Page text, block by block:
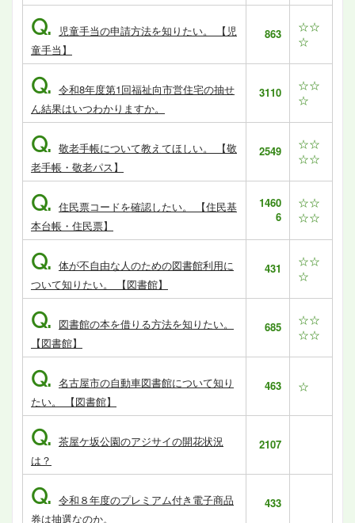
Q.
児童手当の申請方法を知りたい。 【児
童手当】
863
☆☆
☆
Q. 令和8年度第1回福祉向市営住宅の抽せ
ん結果はいつわかりますか。
3110
☆☆
☆
Q. 敬老手帳について教えてほしい。 【敬
老手帳・敬老パス】
2549
☆☆
☆☆
Q. 住民票コードを確認したい。 【住民基
本台帳・住民票】
1460
6
☆☆
☆☆
Q. 体が不自由な人のための図書館利用に
ついて知りたい。 【図書館】
431
☆☆
☆
Q. 図書館の本を借りる方法を知りたい。
【図書館】
685
☆☆
☆☆
Q. 名古屋市の自動車図書館について知り
たい。 【図書館】
463 ☆
Q. 茶屋ケ坂公園のアジサイの開花状況
は？
2107
Q. 令和８年度のプレミアム付き電子商品
券は抽選なのか。
433